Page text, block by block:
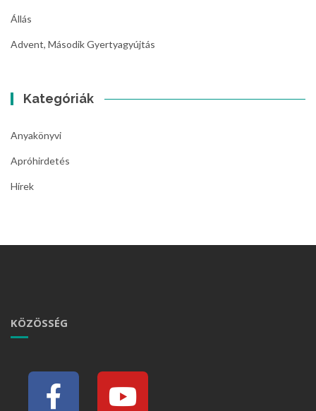
Állás
Advent, Második Gyertyagyújtás
Kategóriák
Anyakönyvi
Apróhirdetés
Hírek
KÖZÖSSÉG